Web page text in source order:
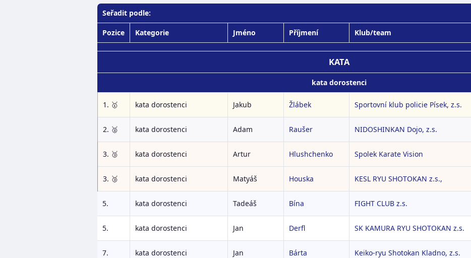
Seřadit podle:
Pozice Kategorie Jméno Příjmení Klub/team
KATA
kata dorostenci
1. 🥇 kata dorostenci Jakub Žlábek Sportovní klub policie Písek, z.s.
2. 🥈 kata dorostenci Adam Raušer NIDOSHINKAN Dojo, z.s.
3. 🥉 kata dorostenci Artur Hlushchenko Spolek Karate Vision
3. 🥉 kata dorostenci Matyáš Houska KESL RYU SHOTOKAN z.s.,
5. kata dorostenci Tadeáš Bína FIGHT CLUB z.s.
5. kata dorostenci Jan Derfl SK KAMURA RYU SHOTOKAN z.s.
7. kata dorostenci Jan Bárta Keiko-ryu Shotokan Kladno, z.s.